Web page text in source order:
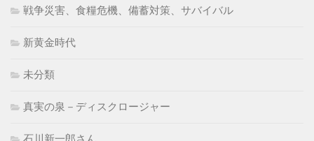
戦争災害、食糧危機、備蓄対策、サバイバル
新黄金時代
未分類
真実の泉－ディスクロージャー